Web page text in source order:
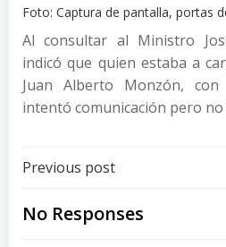
Foto: Captura de pantalla, portas
Al consultar al Ministro
indicó que quien estaba a
Juan Alberto Monzón,
intentó comunicación pero
Post
navigation
Previous post
No Responses